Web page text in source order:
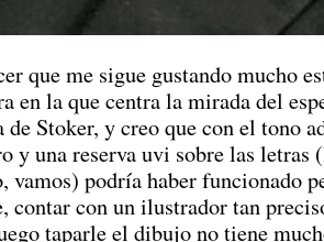
que me sigue gustando mucho
en la que centra la mirada del
Stoker, y creo que con el tono
y una reserva uvi sobre las letras
vamos) podría haber funcionado
contar con un ilustrador tan
taparle el dibujo no tiene